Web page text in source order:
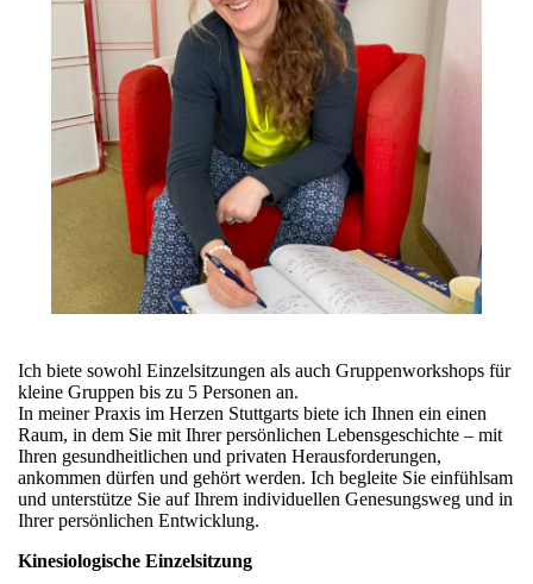
Ich biete sowohl Einzelsitzungen als auch Gruppenworkshops für
kleine Gruppen bis zu 5 Personen an.
In meiner Praxis im Herzen Stuttgarts biete ich Ihnen ein einen
Raum, in dem Sie mit Ihrer persönlichen Lebensgeschichte – mit
Ihren gesundheitlichen und privaten Herausforderungen,
ankommen dürfen und gehört werden. Ich begleite Sie einfühlsam
und unterstütze Sie auf Ihrem individuellen Genesungsweg und in
Ihrer persönlichen Entwicklung.
Kinesiologische Einzelsitzung